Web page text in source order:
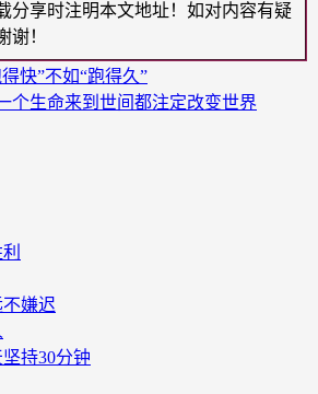
分享时注明本文地址！如对内容有疑
谢！
快”不如“跑得久”
个生命来到世间都注定改变世界
嫌迟
持30分钟